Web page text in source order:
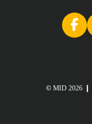
©MID 2026 ❙